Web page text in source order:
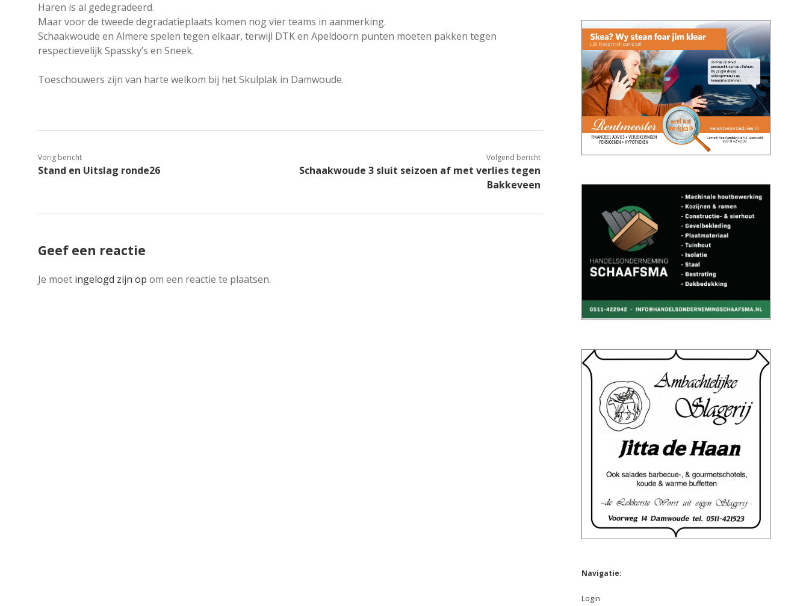
Haren is al gedegradeerd.
Maar voor de tweede degradatieplaats komen nog vier teams in aanmerking.
Schaakwoude en Almere spelen tegen elkaar, terwijl DTK en Apeldoorn punten moeten pakken tegen
respectievelijk Spassky’s en Sneek.
Toeschouwers zijn van harte welkom bij het Skulplak in Damwoude.
Vorig bericht
Stand en Uitslag ronde26
Volgend bericht
Schaakwoude 3 sluit seizoen af met verlies tegen
Bakkeveen
Geef een reactie
Je moet ingelogd zijn op om een reactie te plaatsen.
Navigatie:
Login